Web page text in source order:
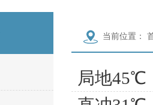
当前位置：
局地45℃